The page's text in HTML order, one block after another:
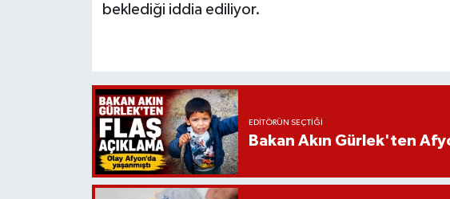
beklediği iddia ediliyor.
EDITÖRÜN SEÇTIĞI
Bakan Akın Gürlek'ten